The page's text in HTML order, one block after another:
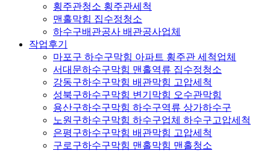
횡주관청소 횡주관세척
맨홀막힘 집수정청소
하수구배관공사 배관공사업체
작업후기
마포구 하수구막힘 아파트 횡주관 세척업체
서대문하수구막힘 맨홀역류 집수정청소
강동구하수구막힘 배관막힘 고압세척
성북구하수구막힘 변기막힘 오수관막힘
용산구하수구막힘 하수구역류 상가하수구
노원구하수구막힘 하수구업체 하수구고압세척
은평구하수구막힘 배관막힘 고압세척
구로구하수구막힘 맨홀막힘 맨홀청소